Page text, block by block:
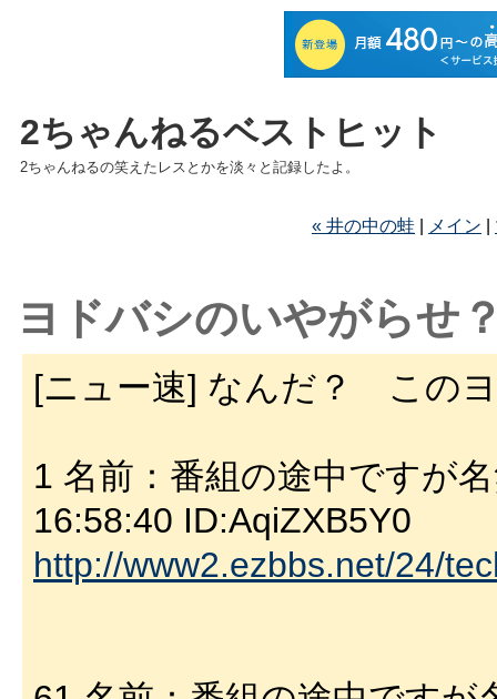
2ちゃんねるベストヒット
2ちゃんねるの笑えたレスとかを淡々と記録したよ。
« 井の中の蛙 メイン
ヨドバシのいやがらせ
[ニュー速] なんだ？ この
1 名前：番組の途中ですが
16:58:40 ID:AqiZXB5Y0
http://www2.ezbbs.net/24/